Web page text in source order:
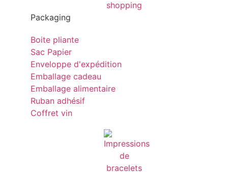
Packaging
Boite pliante
Sac Papier
Enveloppe d'expédition
Emballage cadeau
Emballage alimentaire
Ruban adhésif
Coffret vin